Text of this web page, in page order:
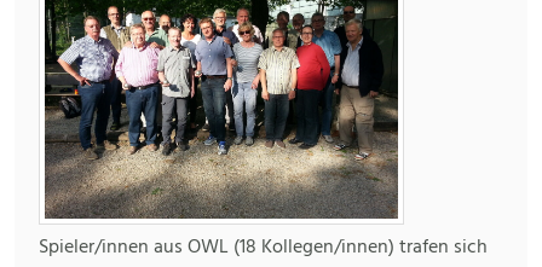
Spieler/innen aus OWL (18 Kollegen/innen) trafen sich